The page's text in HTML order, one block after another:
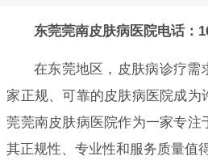
东莞莞南皮肤病医院电话：
在东莞地区，皮肤病诊疗需
家正规、可靠的皮肤病医院成为
莞莞南皮肤病医院作为一家专注
其正规性、专业性和服务质量值